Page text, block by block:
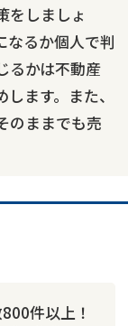
をしましょ
なるか個人で判
るかは不動産
ます。また、
のままでも売
件以上！